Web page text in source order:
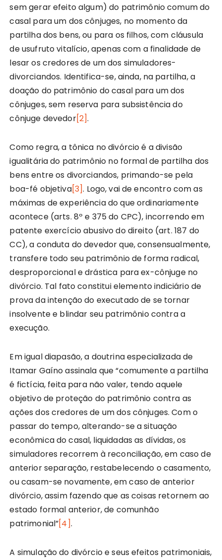
sem gerar efeito algum) do patrimônio comum do
casal para um dos cônjuges, no momento da
partilha dos bens, ou para os filhos, com cláusula
de usufruto vitalício, apenas com a finalidade de
lesar os credores de um dos simuladores-
divorciandos. Identifica-se, ainda, na partilha, a
doação do patrimônio do casal para um dos
cônjuges, sem reserva para subsistência do
cônjuge devedor[2].
Como regra, a tônica no divórcio é a divisão
igualitária do patrimônio no formal de partilha dos
bens entre os divorciandos, primando-se pela
boa-fé objetiva[3]. Logo, vai de encontro com as
máximas de experiência do que ordinariamente
acontece (arts. 8º e 375 do CPC), incorrendo em
patente exercício abusivo do direito (art. 187 do
CC), a conduta do devedor que, consensualmente,
transfere todo seu patrimônio de forma radical,
desproporcional e drástica para ex-cônjuge no
divórcio. Tal fato constitui elemento indiciário de
prova da intenção do executado de se tornar
insolvente e blindar seu patrimônio contra a
execução.
Em igual diapasão, a doutrina especializada de
Itamar Gaíno assinala que “comumente a partilha
é fictícia, feita para não valer, tendo aquele
objetivo de proteção do patrimônio contra as
ações dos credores de um dos cônjuges. Com o
passar do tempo, alterando-se a situação
econômica do casal, liquidadas as dívidas, os
simuladores recorrem à reconciliação, em caso de
anterior separação, restabelecendo o casamento,
ou casam-se novamente, em caso de anterior
divórcio, assim fazendo que as coisas retornem ao
estado formal anterior, de comunhão
patrimonial”[4].
A simulação do divórcio e seus efeitos patrimoniais,